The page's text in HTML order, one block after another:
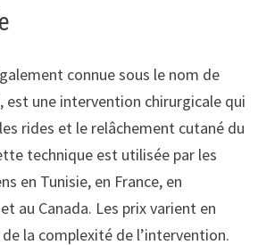
connue sous le nom de
est une intervention chirurgicale qui
rides et le relâchement cutané du
technique est utilisée par les
en Tunisie, en France, en
au Canada. Les prix varient en
la complexité de l’intervention.